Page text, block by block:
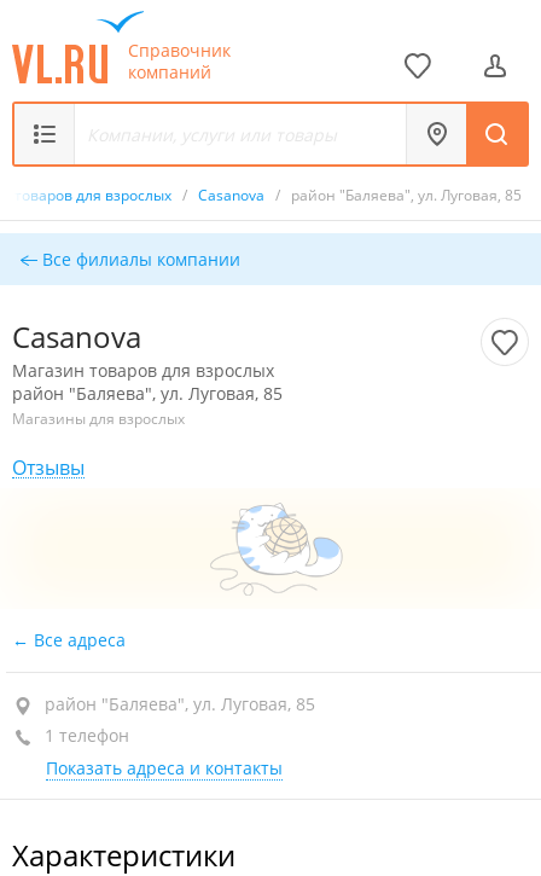
Справочник
компаний
товаров для взрослых / Casanova / район "Баляева", ул. Луговая, 85
Все филиалы компании
Casanova
Магазин товаров для взрослых
район "Баляева", ул. Луговая, 85
Магазины для взрослых
Отзывы
Все адреса
район "Баляева", ул. Луговая, 85
1 телефон
Показать адреса и контакты
Характеристики